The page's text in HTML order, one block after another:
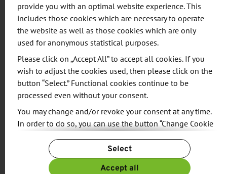
Angeboten direkt vor Ort auf dem agra-Marktplatz
prämiert. Die Resonanz der Besucher war durchweg
positiv und oftmals sehr überrascht von der
Sachsen.
Additional information
SACHSEN! auf der agra
SACHSEN!-Innovationsforum AGRIFOOD
AgriFoodTech-Allianz Sachsen
Wirtschaftsförderung Sachsen GmbH (WFS)
provide you with an optimal website experience. This
includes those cookies which are necessary to operate
the website as well as those cookies which are only
used for anonymous statistical purposes.
Please click on „Accept All” to accept all cookies. If you
wish to adjust the cookies used, then please click on the
button “Select.” Functional cookies continue to be
processed even without your consent.
You may change and/or revoke your consent at any time.
In order to do so, you can use the button “Change Cookie
For more information, please see our
Privacy Policy.
Additional information can be found in our
Imprint
Select
Accept all